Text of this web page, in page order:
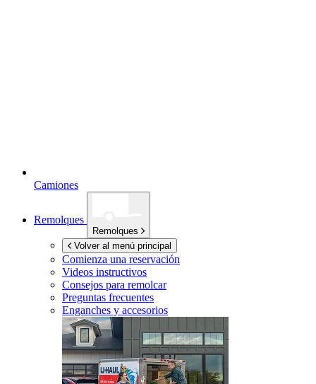
Camiones
Remolques
Remolques
Volver al menú principal
Comienza una reservación
Videos instructivos
Consejos para remolcar
Preguntas frecuentes
Enganches y accesorios